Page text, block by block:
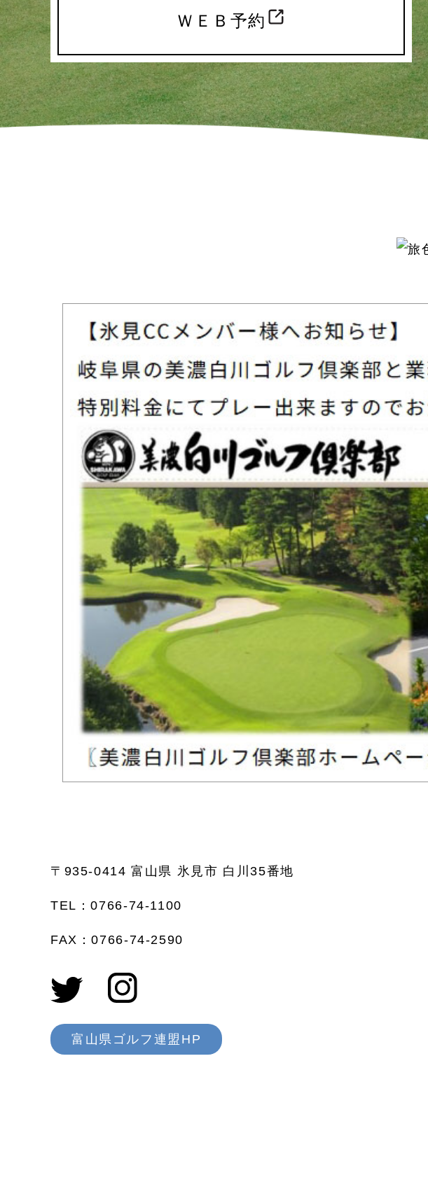
ＷＥＢ予約
〒935-0414 富山県 氷見市 白川35番地
TEL：0766-74-1100
FAX：0766-74-2590
富山県ゴルフ連盟HP